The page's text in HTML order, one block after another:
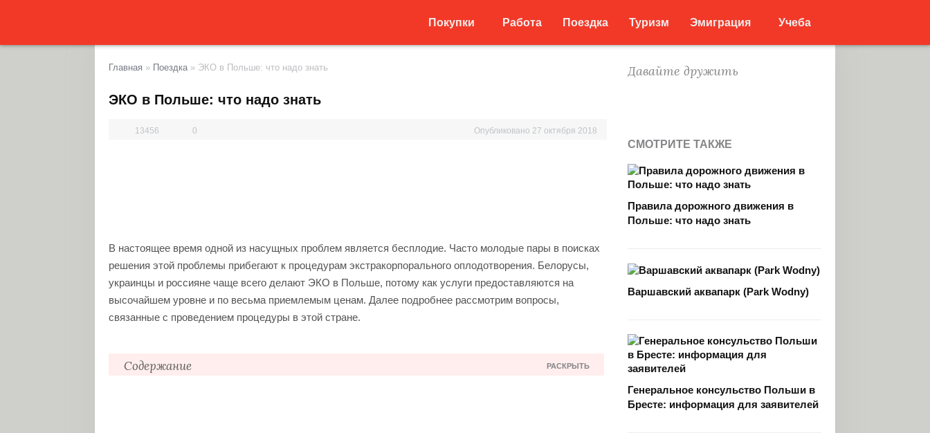
Покупки Работа Поездка Туризм Эмиграция Учеба
Главная » Поездка» ЭКО в Польше: что надо знать
ЭКО в Польше: что надо знать
13456 0 Опубликовано 27 октября 2018
В настоящее время одной из насущных проблем является бесплодие. Часто молодые пары в поисках
решения этой проблемы прибегают к процедурам экстракорпорального оплодотворения. Белорусы,
украинцы и россияне чаще всего делают ЭКО в Польше, потому как услуги предоставляются на
высочайшем уровне и по весьма приемлемым ценам. Далее подробнее рассмотрим вопросы,
связанные с проведением процедуры в этой стране.
Содержание РАСКРЫТЬ
Давайте дружить
СМОТРИТЕ ТАКЖЕ
Правила дорожного движения в
Польше: что надо знать
Варшавский аквапарк (Park Wodny)
Генеральное консульство Польши в
Бресте: информация для заявителей